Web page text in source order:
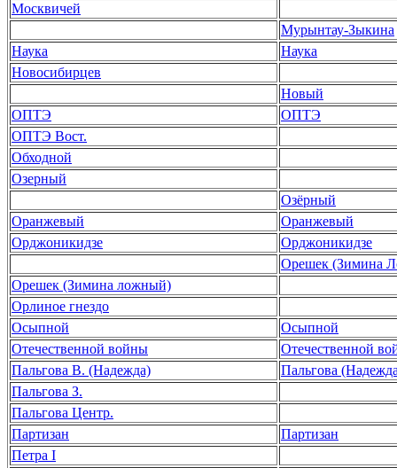
Москвичей
Мурынтау-Зыкина
Наука
Наука
Новосибирцев
Новый
ОПТЭ
ОПТЭ
ОПТЭ Вост.
Обходной
Озерный
Озёрный
Оранжевый
Оранжевый
Орджоникидзе
Орджоникидзе
Орешек (Зимина
Орешек (Зимина ложный)
Орлиное гнездо
Осыпной
Осыпной
Отечественной войны
Отечественной
Пальгова В. (Надежда)
Пальгова
Пальгова З.
Пальгова Центр.
Партизан
Партизан
Петра I